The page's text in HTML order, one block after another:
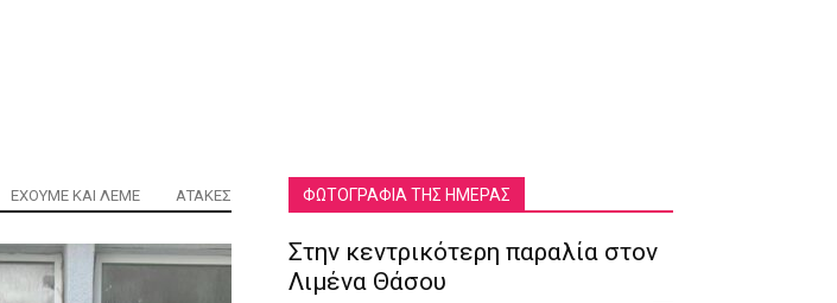
ΕΧΟΥΜΕ ΚΑΙ ΛΕΜΕ ΑΤΑΚΕΣ ΦΩΤΟΓΡΑΦΙΑ ΤΗΣ ΗΜΕΡΑΣ
Στην κεντρικότερη παραλία στον
Λιμένα Θάσου